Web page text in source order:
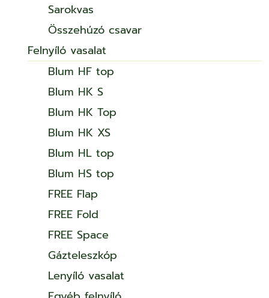
Sarokvas
Összehúzó csavar
Felnyíló vasalat
Blum HF top
Blum HK S
Blum HK Top
Blum HK XS
Blum HL top
Blum HS top
FREE Flap
FREE Fold
FREE Space
Gázteleszkóp
Lenyíló vasalat